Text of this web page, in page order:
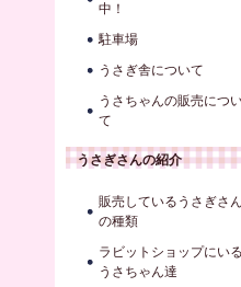
中！
駐車場
うさぎ舎について
うさちゃんの販売につ
て
うさぎさんの紹介
販売しているうさぎさん
の種類
ラビットショップにいる
うさちゃん達